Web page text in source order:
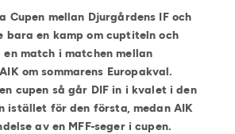
Cupen mellan Djurgårdens IF och
bara en kamp om cuptiteln och
match i matchen mellan
om sommarens Europakval.
cupen så går DIF in i kvalet i den
istället för den första, medan AIK
av en MFF-seger i cupen.